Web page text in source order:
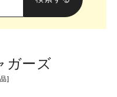
ガーズ
]